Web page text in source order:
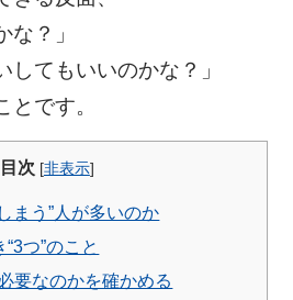
な？」
してもいいのかな？」
とです。
目次 [非表示]
まう”人が多いのか
つ”のこと
要なのかを確かめる